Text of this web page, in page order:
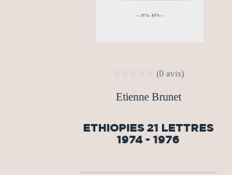
(0 avis)
Etienne Brunet
ETHIOPIES 21 LETTRES
1974 - 1976